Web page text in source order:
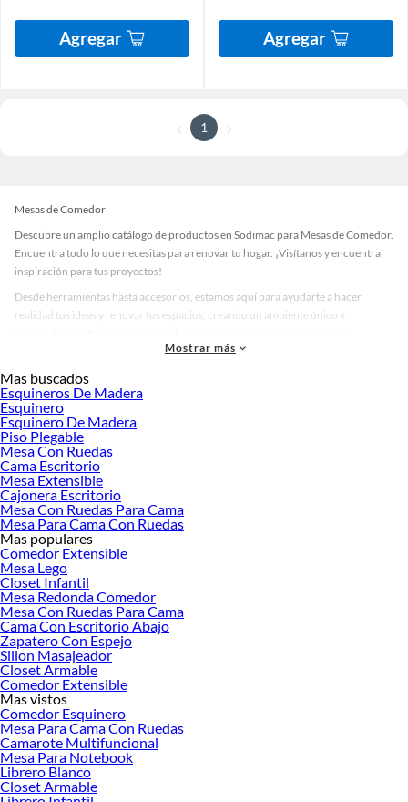
Agregar Agregar
1
Mesas de Comedor
Descubre un amplio catálogo de productos en Sodimac para Mesas de Comedor.
Encuentra todo lo que necesitas para renovar tu hogar. ¡Visítanos y encuentra
inspiración para tus proyectos!
Desde herramientas hasta accesorios, estamos aquí para ayudarte a hacer
realidad tus ideas y renovar tus espacios, creando un ambiente único y
accesorios de calidad que te ayudarán a crear un espacio más tú.
Desde remodelaciones hasta proyectos de decoración, estamos aquí para hacer
tus ideas realidad. ¡Visítanos y encuentra todo lo que tenemos para ofrecerte en
Mesas de Comedor!
Explora la variedad de productos de Mesas de Comedor en Sodimac
Herramientas, materiales y accesorios de calidad para tus proyectos y
renovación de espacios. ¡Visítanos y descubre todo lo que tenemos para
ofrecerte!
Encuentra una amplia variedad de productos de Mesas de Comedor en Sodimac.
Encuentra todo lo necesario para tus proyectos de renovación y decoración.
¡Visítanos y haz tus ideas realidad!
Mostrar más
Mas buscados
Esquineros De Madera
Esquinero
Esquinero De Madera
Piso Plegable
Mesa Con Ruedas
Cama Escritorio
Mesa Extensible
Cajonera Escritorio
Mesa Con Ruedas Para Cama
Mesa Para Cama Con Ruedas
Mas populares
Comedor Extensible
Mesa Lego
Closet Infantil
Mesa Redonda Comedor
Mesa Con Ruedas Para Cama
Cama Con Escritorio Abajo
Zapatero Con Espejo
Sillon Masajeador
Closet Armable
Comedor Extensible
Mas vistos
Comedor Esquinero
Mesa Para Cama Con Ruedas
Camarote Multifuncional
Mesa Para Notebook
Librero Blanco
Closet Armable